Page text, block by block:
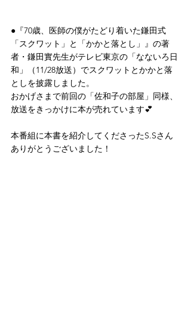
●『70歳、医師の僕がたどり着いた鎌田式
「スクワット」と「かかと落とし」』の著
者・鎌田實先生がテレビ東京の「なないろ日
和」（11/28放送）でスクワットとかかと落
としを披露しました。
おかげさまで前回の「佐和子の部屋」同様、
放送をきっかけに本が売れています💕
本番組に本書を紹介してくださったS.Sさん
ありがとうございました！